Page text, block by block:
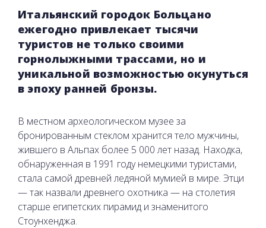
Итальянский городок Больцано
ежегодно привлекает тысячи
туристов не только своими
горнолыжными трассами, но и
уникальной возможностью окунуться
в эпоху ранней бронзы.
В местном археологическом музее за
бронированным стеклом хранится тело мужчины,
жившего в Альпах более 5 000 лет назад. Находка,
обнаруженная в 1991 году немецкими туристами,
стала самой древней ледяной мумией в мире. Этци
— так назвали древнего охотника — на столетия
старше египетских пирамид и знаменитого
Стоунхенджа.